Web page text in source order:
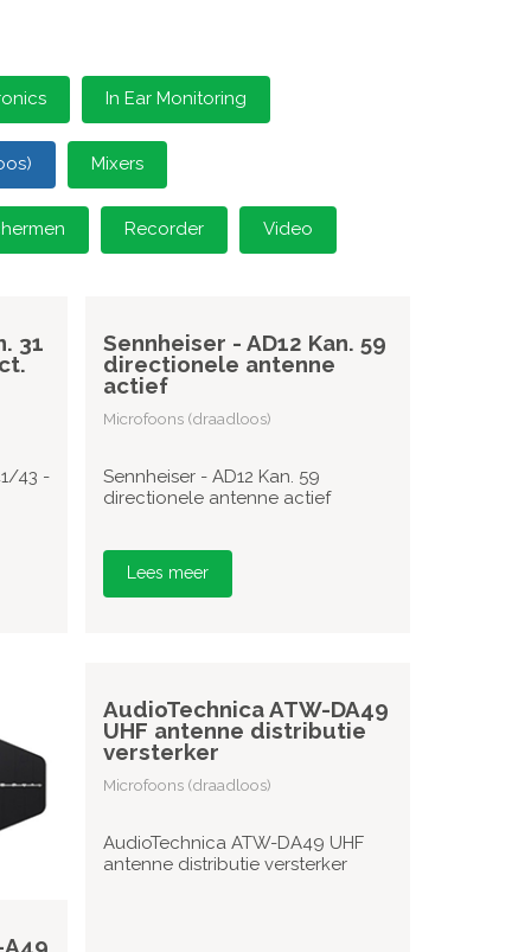
In Ear Monitoring
Mixers
Recorder Video
31
43 -
Sennheiser - AD12 Kan. 59
directionele antenne
actief
Microfoons (draadloos)
Sennheiser - AD12 Kan. 59
directionele antenne actief
Lees meer
AudioTechnica ATW-DA49
UHF antenne distributie
versterker
Microfoons (draadloos)
AudioTechnica ATW-DA49 UHF
antenne distributie versterker